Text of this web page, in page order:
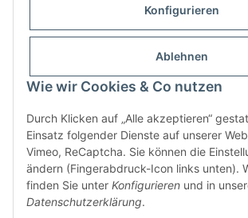
Konfigurieren
Ablehnen
Wie wir Cookies & Co nutzen
Durch Klicken auf „Alle akzeptieren“
Einsatz folgender Dienste auf unserer
Vimeo, ReCaptcha. Sie können die
ändern (Fingerabdruck-Icon links unten).
finden Sie unter Konfigurieren und in
Datenschutzerklärung.
Gesetzliche Informationen
Widerrufsbutton